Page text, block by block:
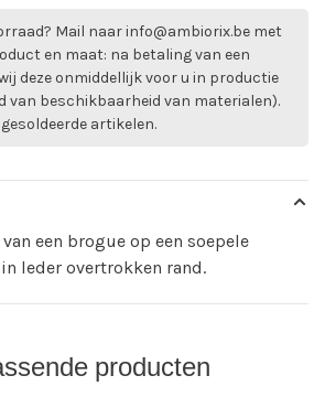
Mail naarinfo@ambiorix.be met
en maat: na betaling van een
deze onmiddellijk voor u in productie
van beschikbaarheid van materialen).
artikelen.
een brogue op een soepele
leder overtrokken rand.
producten